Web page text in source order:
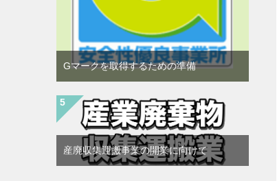
Gマークを取得するための準備
産廃収集運搬事業の開業に向けて